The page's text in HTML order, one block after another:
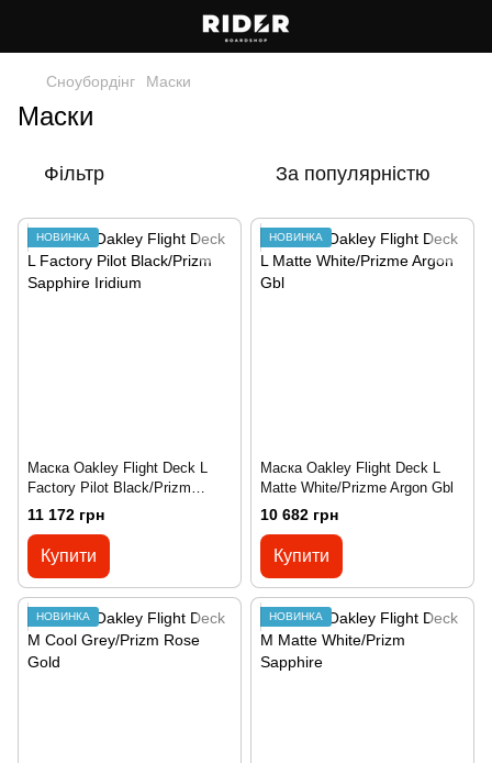
Сноубордiнг Маски
Маски
Фільтр За популярністю
НОВИНКА
Маска Oakley Flight Deck L
Factory Pilot Black/Prizm
Sapphire Iridium
11 172 грн
Купити
НОВИНКА
Маска Oakley Flight Deck L
Matte White/Prizme Argon Gbl
10 682 грн
Купити
НОВИНКА НОВИНКА